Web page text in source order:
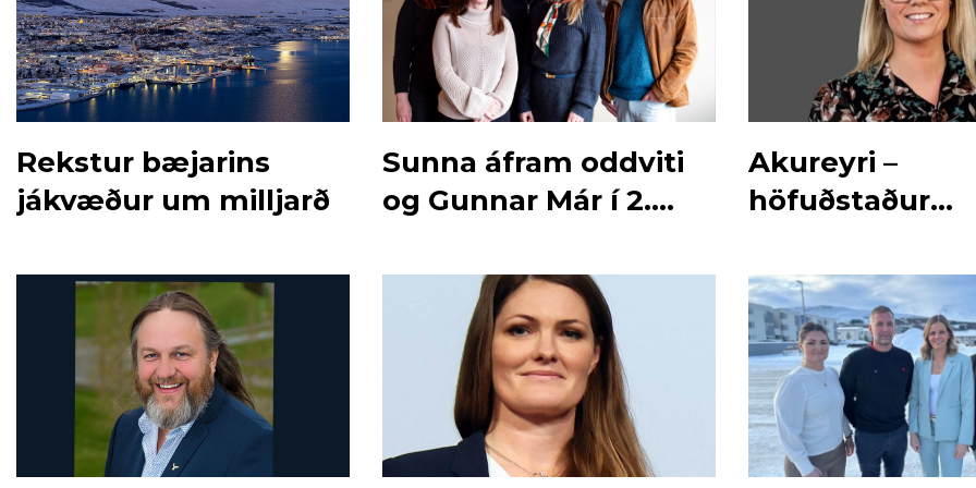
Rekstur bæjarins
jákvæður um milljarð
Sunna áfram oddviti
og Gunnar Már í 2.
Akureyri –
höfuðstaður
framtíðarsýn